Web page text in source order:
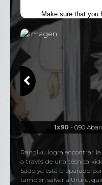
1x90 - 090
Rangiku logra encontrar
a través de una técnica
Sado ya está preparado
también salvar a Ururu,